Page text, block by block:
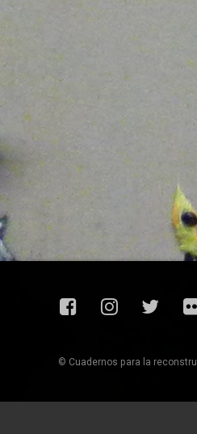
Facebook
© Cuadernos para la